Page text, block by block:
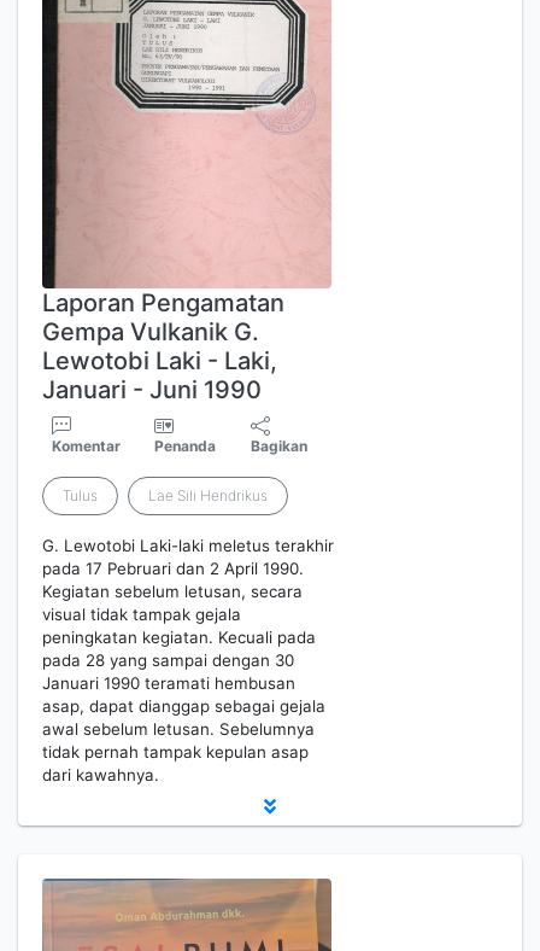
Laporan Pengamatan
Gempa Vulkanik G.
Lewotobi Laki - Laki,
Januari - Juni 1990
Komentar Penanda Bagikan
Tulus Lae Sili Hendrikus
G. Lewotobi Laki-laki meletus terakhir
pada 17 Pebruari dan 2 April 1990.
Kegiatan sebelum letusan, secara
visual tidak tampak gejala
peningkatan kegiatan. Kecuali pada
pada 28 yang sampai dengan 30
Januari 1990 teramati hembusan
asap, dapat dianggap sebagai gejala
awal sebelum letusan. Sebelumnya
tidak pernah tampak kepulan asap
dari kawahnya.